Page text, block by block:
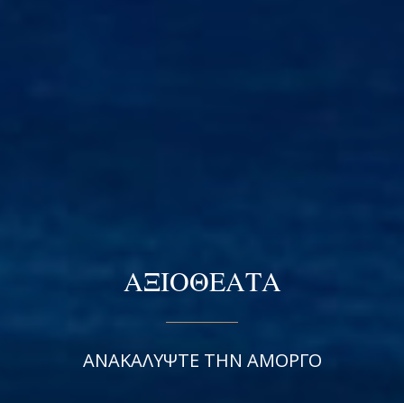
ΑΞΙΟΘΕΑΤΑ
ΑΝΑΚΑΛΥΨΤΕ ΤΗΝ ΑΜΟΡΓΟ